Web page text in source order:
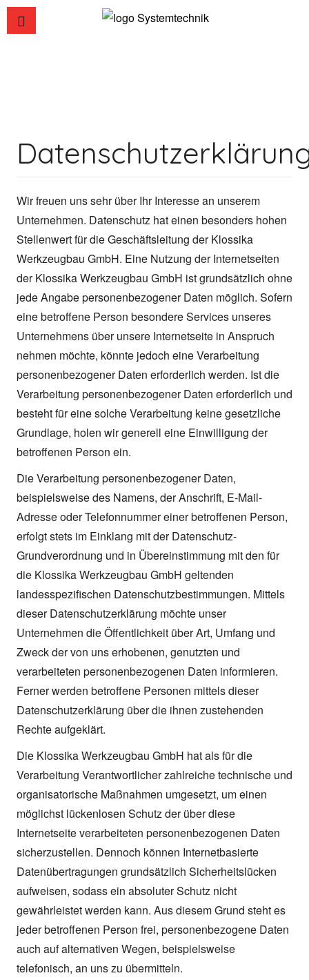
Wir freuen uns sehr über Ihr Interesse an unserem
Unternehmen. Datenschutz hat einen besonders hohen
Stellenwert für die Geschäftsleitung der Klossika
Werkzeugbau GmbH. Eine Nutzung der Internetseiten
der Klossika Werkzeugbau GmbH ist grundsätzlich ohne
jede Angabe personenbezogener Daten möglich. Sofern
eine betroffene Person besondere Services unseres
Unternehmens über unsere Internetseite in Anspruch
nehmen möchte, könnte jedoch eine Verarbeitung
personenbezogener Daten erforderlich werden. Ist die
Verarbeitung personenbezogener Daten erforderlich und
besteht für eine solche Verarbeitung keine gesetzliche
Grundlage, holen wir generell eine Einwilligung der
betroffenen Person ein.
Die Verarbeitung personenbezogener Daten,
beispielsweise des Namens, der Anschrift, E-Mail-
Adresse oder Telefonnummer einer betroffenen Person,
erfolgt stets im Einklang mit der Datenschutz-
Grundverordnung und in Übereinstimmung mit den für
die Klossika Werkzeugbau GmbH geltenden
landesspezifischen Datenschutzbestimmungen. Mittels
dieser Datenschutzerklärung möchte unser
Unternehmen die Öffentlichkeit über Art, Umfang und
Zweck der von uns erhobenen, genutzten und
verarbeiteten personenbezogenen Daten informieren.
Ferner werden betroffene Personen mittels dieser
Datenschutzerklärung über die ihnen zustehenden
Rechte aufgeklärt.
Die Klossika Werkzeugbau GmbH hat als für die
Verarbeitung Verantwortlicher zahlreiche technische und
organisatorische Maßnahmen umgesetzt, um einen
möglichst lückenlosen Schutz der über diese
Internetseite verarbeiteten personenbezogenen Daten
sicherzustellen. Dennoch können Internetbasierte
Datenübertragungen grundsätzlich Sicherheitslücken
aufweisen, sodass ein absoluter Schutz nicht
gewährleistet werden kann. Aus diesem Grund steht es
jeder betroffenen Person frei, personenbezogene Daten
auch auf alternativen Wegen, beispielsweise
telefonisch, an uns zu übermitteln.